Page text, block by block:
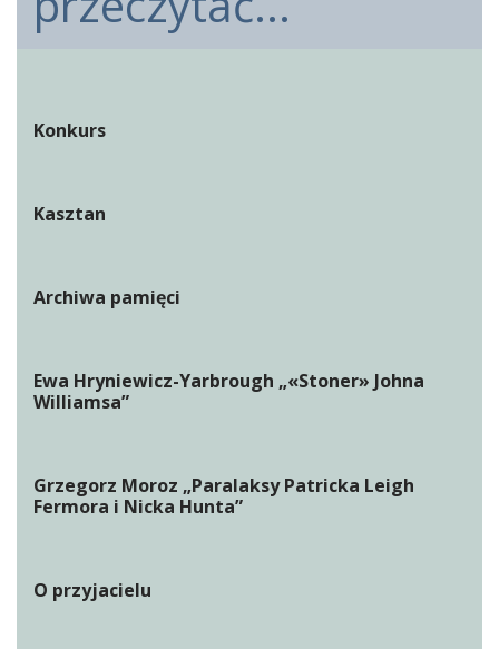
Konkurs
Kasztan
Archiwa pamięci
Ewa Hryniewicz-Yarbrough „«Stoner» Johna
Williamsa”
Grzegorz Moroz „Paralaksy Patricka Leigh
Fermora i Nicka Hunta”
O przyjacielu